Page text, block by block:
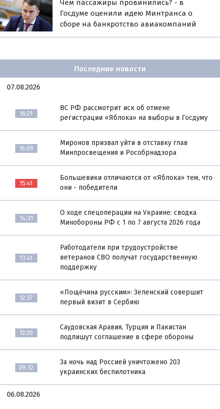
Чем пассажиры провинились? - в
Госдуме оценили идею Минтранса о
сборе на банкротство авиакомпаний
Последние новости
07.08.2026
16:21
ВС РФ рассмотрит иск об отмене
регистрации «Яблока» на выборы в Госдуму
16:09
Миронов призвал уйти в отставку глав
Минпросвещения и Рособрнадзора
15:41
Большевики отличаются от «Яблока» тем, что
они - победители
14:31
О ходе спецоперации на Украине: сводка
Минобороны РФ с 1 по 7 августа 2026 года
13:41
Работодатели при трудоустройстве
ветеранов СВО получат государственную
поддержку
12:37
«Пощёчина русским»: Зеленский совершит
первый визит в Сербию
12:20
Саудовская Аравия, Турция и Пакистан
подпишут соглашение в сфере обороны
09:32
За ночь над Россией уничтожено 203
украинских беспилотника
06.08.2026